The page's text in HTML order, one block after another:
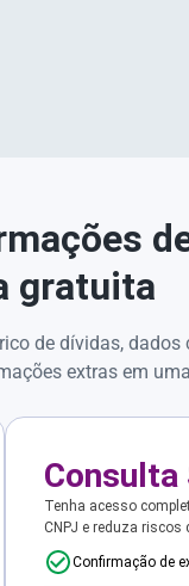
gratuita
de dívidas,
extras em
Consulta
Tenha acesso
CNPJ e reduza riscos
Confirmação de